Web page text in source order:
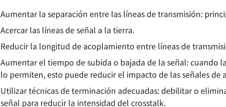
Aumentar la separación entre las líneas de transmisión:
Acercar las líneas de señal a la tierra.
Reducir la longitud de acoplamiento entre líneas de
Aumentar el tiempo de subida o bajada de la señal: cuando
lo permiten, esto puede reducir el impacto de las señales de
Utilizar técnicas de terminación adecuadas: debilitar o
señal para reducir la intensidad del crosstalk.